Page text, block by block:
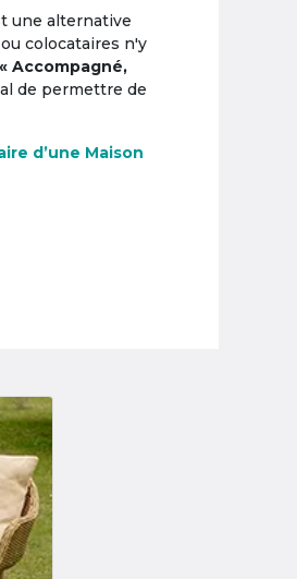
une alternative
colocataires n'y
Accompagné,
de permettre de
d’une Maison